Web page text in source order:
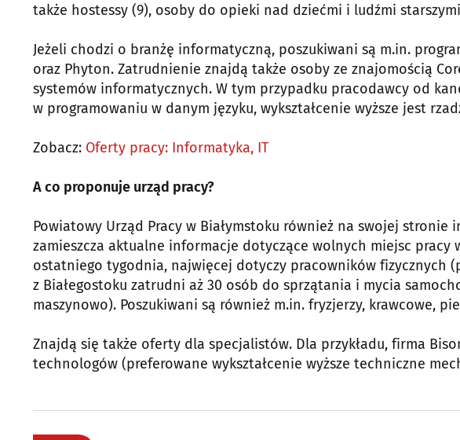
także hostessy (9), osoby do opieki nad dziećmi i ludźmi
Jeżeli chodzi o branżę informatyczną, poszukiwani są m.in.
oraz Phyton. Zatrudnienie znajdą także osoby ze znajomością
systemów informatycznych. W tym przypadku pracodawcy od
w programowaniu w danym języku, wykształcenie wyższe jest
Zobacz: Oferty pracy: Informatyka, IT
A co proponuje urząd pracy?
Powiatowy Urząd Pracy w Białymstoku również na swojej
zamieszcza aktualne informacje dotyczące wolnych miejsc pracy
ostatniego tygodnia, najwięcej dotyczy pracowników fizycznych
z Białegostoku zatrudni aż 30 osób do sprzątania i mycia
maszynowo). Poszukiwani są również m.in. fryzjerzy, krawcowe,
Znajdą się także oferty dla specjalistów. Dla przykładu, firma
technologów (preferowane wykształcenie wyższe techniczne